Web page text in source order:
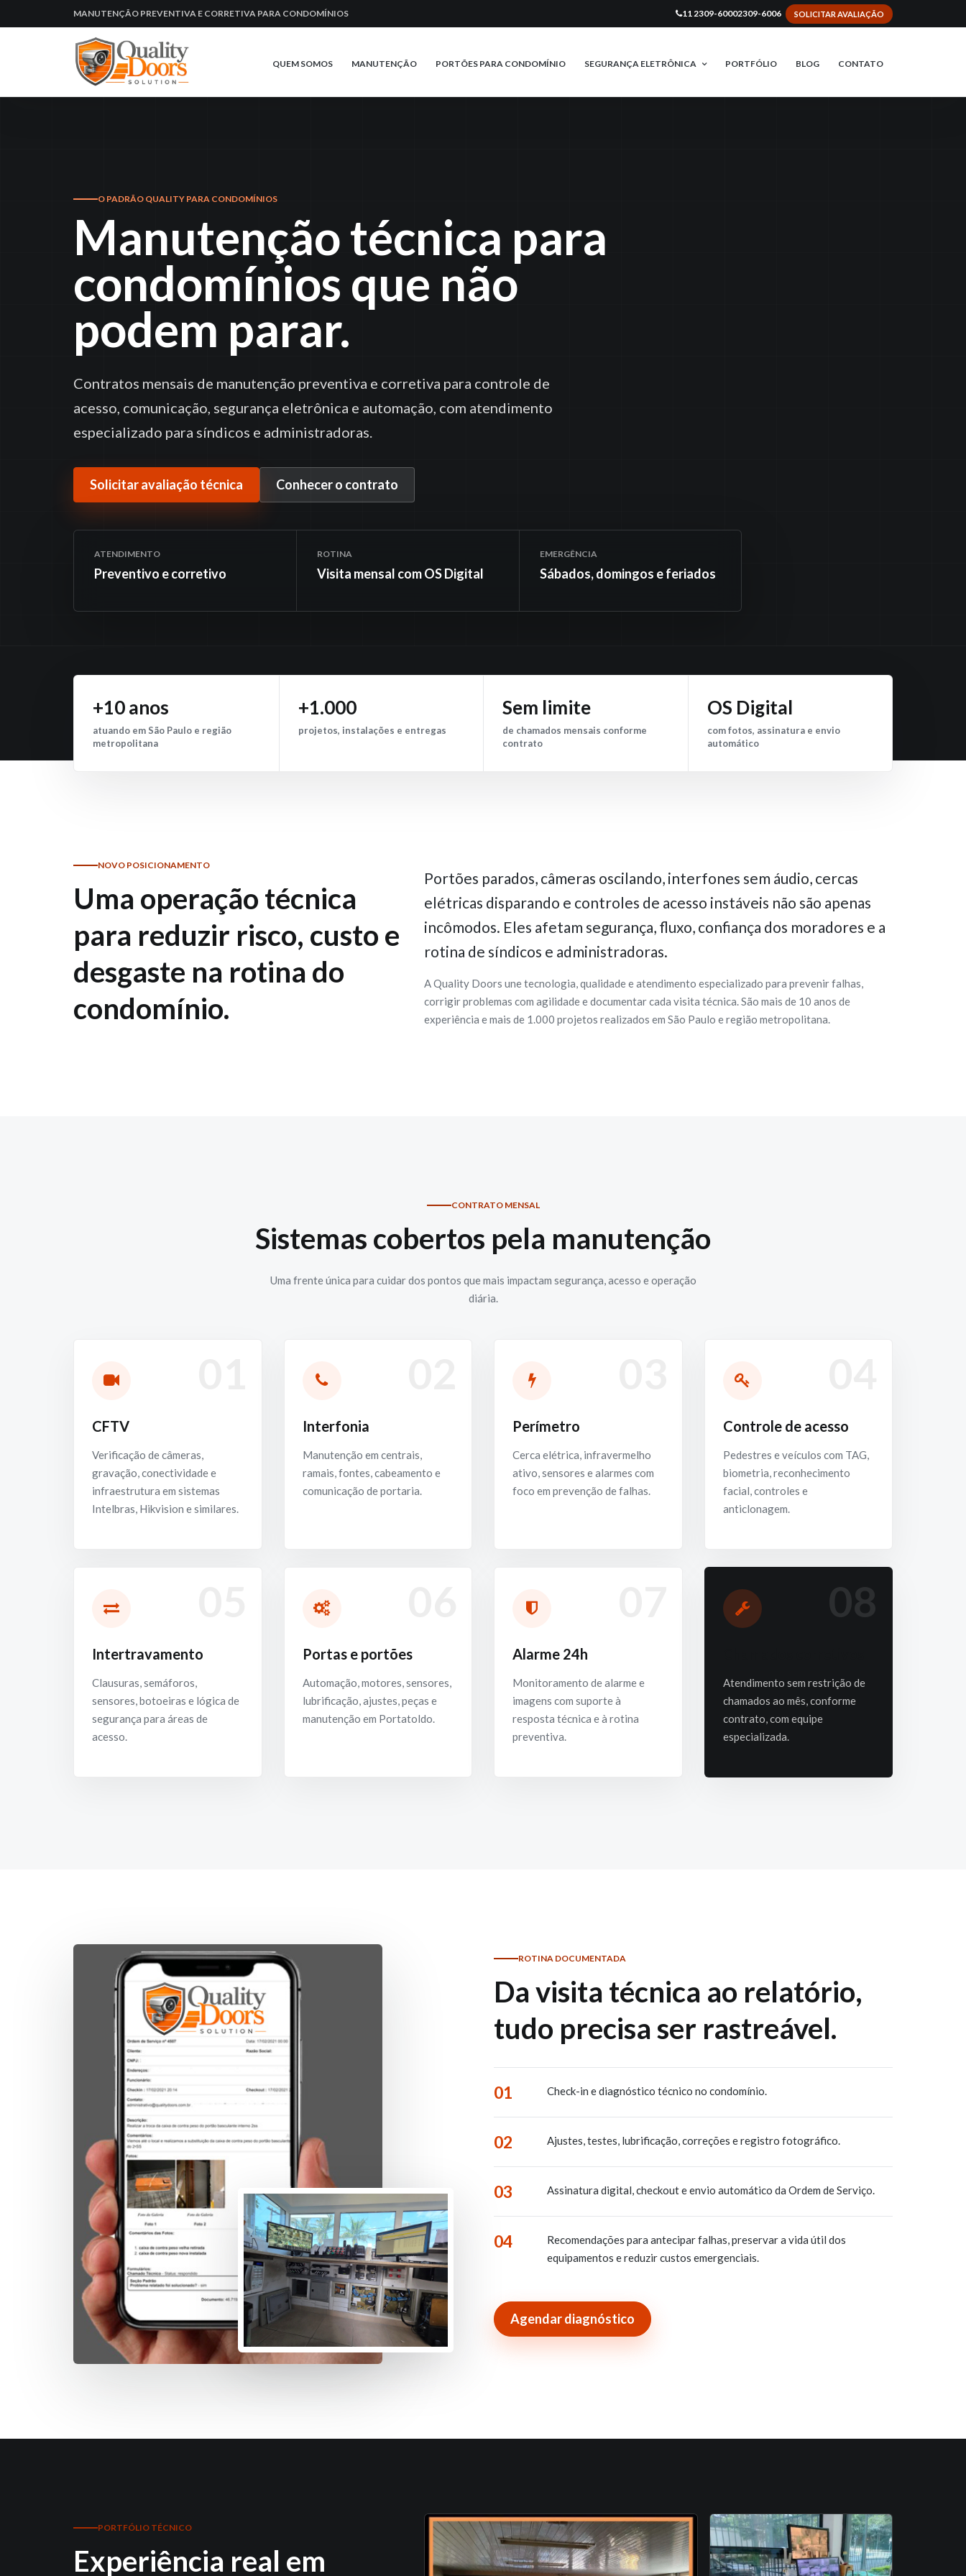
MANUTENÇÃO PREVENTIVA E CORRETIVA PARA CONDOMÍNIOS 11 2309-60002309-6006 SOLICITAR AVALIAÇÃO
QUEM SOMOS MANUTENÇÃO PORTÕES PARA CONDOMÍNIO SEGURANÇA ELETRÔNICA PORTFÓLIO BLOG CONTATO
O PADRÃO QUALITY PARA CONDOMÍNIOS
Manutenção técnica para
condomínios que não
podem parar.
Contratos mensais de manutenção preventiva e corretiva para controle de
acesso, comunicação, segurança eletrônica e automação, com atendimento
especializado para síndicos e administradoras.
Solicitar avaliação técnica Conhecer o contrato
ATENDIMENTO
Preventivo e corretivo
ROTINA
Visita mensal com OS Digital
EMERGÊNCIA
Sábados, domingos e feriados
+10 anos
atuando em São Paulo e região
metropolitana
+1.000
projetos, instalações e entregas
Sem limite
de chamados mensais conforme
contrato
OS Digital
com fotos, assinatura e envio
automático
NOVO POSICIONAMENTO
Uma operação técnica
para reduzir risco, custo e
desgaste na rotina do
condomínio.
Portões parados, câmeras oscilando, interfones sem áudio, cercas
elétricas disparando e controles de acesso instáveis não são apenas
incômodos. Eles afetam segurança, fluxo, confiança dos moradores e a
rotina de síndicos e administradoras.
A Quality Doors une tecnologia, qualidade e atendimento especializado para prevenir falhas,
corrigir problemas com agilidade e documentar cada visita técnica. São mais de 10 anos de
experiência e mais de 1.000 projetos realizados em São Paulo e região metropolitana.
CONTRATO MENSAL
Sistemas cobertos pela manutenção
Uma frente única para cuidar dos pontos que mais impactam segurança, acesso e operação
diária.
CFTV
Verificação de câmeras,
gravação, conectividade e
infraestrutura em sistemas
Intelbras, Hikvision e similares.
Interfonia
Manutenção em centrais,
ramais, fontes, cabeamento e
comunicação de portaria.
Perímetro
Cerca elétrica, infravermelho
ativo, sensores e alarmes com
foco em prevenção de falhas.
Controle de acesso
Pedestres e veículos com TAG,
biometria, reconhecimento
facial, controles e
anticlonagem.
Intertravamento
Clausuras, semáforos,
sensores, botoeiras e lógica de
segurança para áreas de
acesso.
Portas e portões
Automação, motores, sensores,
lubrificação, ajustes, peças e
manutenção em Portatoldo.
Alarme 24h
Monitoramento de alarme e
imagens com suporte à
resposta técnica e à rotina
preventiva.
Atendimento sem restrição de
chamados ao mês, conforme
contrato, com equipe
especializada.
ROTINA DOCUMENTADA
Da visita técnica ao relatório,
tudo precisa ser rastreável.
01 Check-in e diagnóstico técnico no condomínio.
02 Ajustes, testes, lubrificação, correções e registro fotográfico.
03 Assinatura digital, checkout e envio automático da Ordem de Serviço.
04
Recomendações para antecipar falhas, preservar a vida útil dos
equipamentos e reduzir custos emergenciais.
Agendar diagnóstico
PORTFÓLIO TÉCNICO
Experiência real em